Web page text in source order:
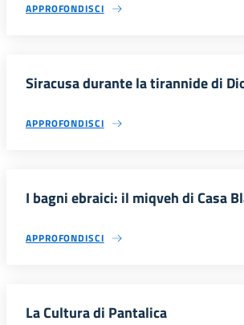
APPROFONDISCI
Siracusa durante la tirannide di
APPROFONDISCI
I bagni ebraici: il miqveh di Casa
APPROFONDISCI
La Cultura di Pantalica